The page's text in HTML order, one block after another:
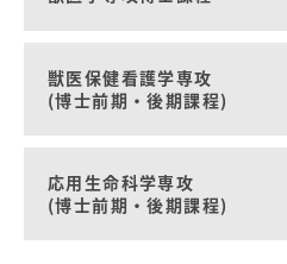
獣医保健看護学専攻
(博士前期・後期課程)
応用生命科学専攻
(博士前期・後期課程)